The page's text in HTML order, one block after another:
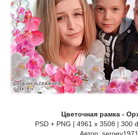
Цветочная рамка -
PSD + PNG | 4961 x 3508 | 300
Автор: sergey1971